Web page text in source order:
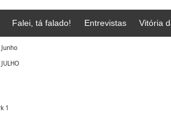
Falei, tá falado! Entrevistas Vitória